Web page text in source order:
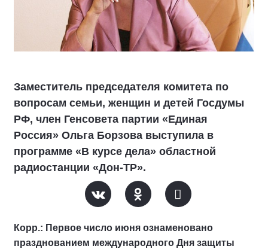
Заместитель председателя комитета по
вопросам семьи, женщин и детей Госдумы
РФ, член Генсовета партии «Единая
Россия» Ольга Борзова выступила в
программе «В курсе дела» областной
радиостанции «Дон-ТР».
Корр.: Первое число июня ознаменовано
празднованием международного Дня защиты